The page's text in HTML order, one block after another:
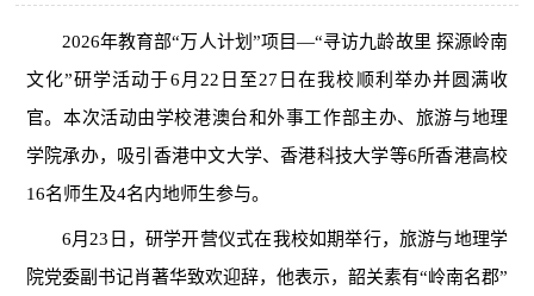
2026年教育部“万人计划”项目—“寻访九龄故里 探源岭南
文化”研学活动于6月22日至27日在我校顺利举办并圆满收
官。本次活动由学校港澳台和外事工作部主办、旅游与地理
学院承办，吸引香港中文大学、香港科技大学等6所香港高校
16名师生及4名内地师生参与。
6月23日，研学开营仪式在我校如期举行，旅游与地理学
院党委副书记肖著华致欢迎辞，他表示，韶关素有“岭南名郡”